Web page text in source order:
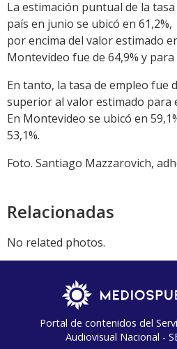
La estimación puntual de la
país en junio se ubicó en
por encima del valor estimado
Montevideo fue de 64,9% y
En tanto, la tasa de empleo fue
superior al valor estimado para
En Montevideo se ubicó en
53,1%.
Foto. Santiago Mazzarovich,
Relacionadas
No related photos.
Portal de contenidos del
Audiovisual Nacional -